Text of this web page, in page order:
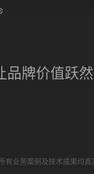
牌价值跃然
有业务案例及技术成果均